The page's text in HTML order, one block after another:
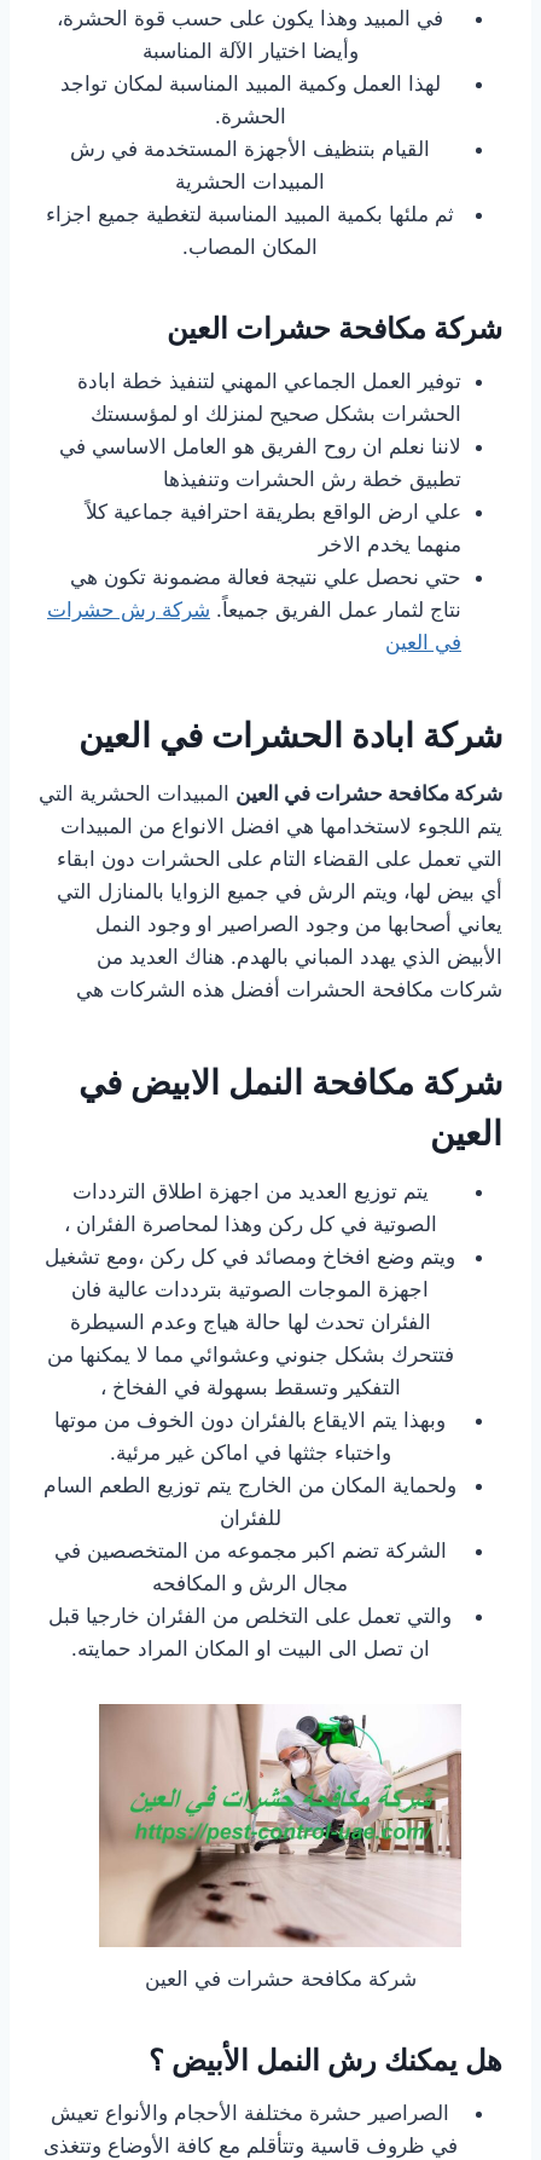
في المبيد وهذا يكون على حسب قوة الحشرة،
وأيضا اختيار الآلة المناسبة
لهذا العمل وكمية المبيد المناسبة لمكان تواجد
الحشرة.
القيام بتنظيف الأجهزة المستخدمة في رش
المبيدات الحشرية
ثم ملئها بكمية المبيد المناسبة لتغطية جميع اجزاء
المكان المصاب.
شركة مكافحة حشرات العين
توفير العمل الجماعي المهني لتنفيذ خطة ابادة
الحشرات بشكل صحيح لمنزلك او لمؤسستك
لاننا نعلم ان روح الفريق هو العامل الاساسي في
تطبيق خطة رش الحشرات وتنفيذها
علي ارض الواقع بطريقة احترافية جماعية كلاً
منهما يخدم الاخر
حتي نحصل علي نتيجة فعالة مضمونة تكون هي
نتاج لثمار عمل الفريق جميعاً. شركة رش حشرات
في العين
شركة ابادة الحشرات في العين
شركة مكافحة حشرات في العين المبيدات الحشرية التي
يتم اللجوء لاستخدامها هي افضل الانواع من المبيدات
التي تعمل على القضاء التام على الحشرات دون ابقاء
أي بيض لها، ويتم الرش في جميع الزوايا بالمنازل التي
يعاني أصحابها من وجود الصراصير او وجود النمل
الأبيض الذي يهدد المباني بالهدم. هناك العديد من
شركات مكافحة الحشرات أفضل هذه الشركات هي
شركة مكافحة النمل الابيض في
العين
يتم توزيع العديد من اجهزة اطلاق الترددات
الصوتية في كل ركن وهذا لمحاصرة الفئران ،
ويتم وضع افخاخ ومصائد في كل ركن ،ومع تشغيل
اجهزة الموجات الصوتية بترددات عالية فان
الفئران تحدث لها حالة هياج وعدم السيطرة
فتتحرك بشكل جنوني وعشوائي مما لا يمكنها من
التفكير وتسقط بسهولة في الفخاخ ،
وبهذا يتم الايقاع بالفئران دون الخوف من موتها
واختباء جثثها في اماكن غير مرئية.
ولحماية المكان من الخارج يتم توزيع الطعم السام
للفئران
الشركة تضم اكبر مجموعه من المتخصصين في
مجال الرش و المكافحه
والتي تعمل على التخلص من الفئران خارجيا قبل
ان تصل الى البيت او المكان المراد حمايته.
شركة مكافحة حشرات في العين
هل يمكنك رش النمل الأبيض ؟
الصراصير حشرة مختلفة الأحجام والأنواع تعيش
في ظروف قاسية وتتأقلم مع كافة الأوضاع وتتغذى